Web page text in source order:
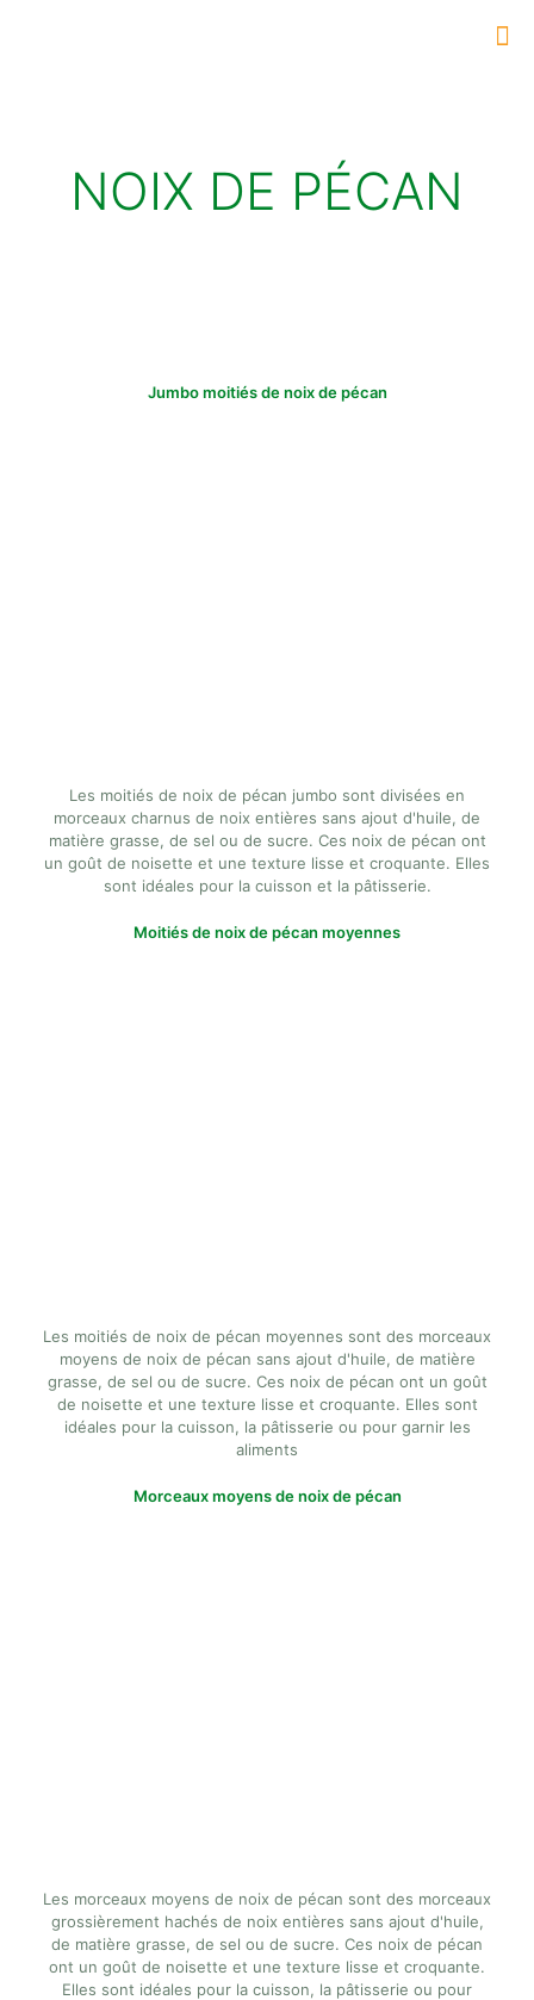
NOIX DE PÉCAN
Jumbo moitiés de noix de pécan
Les moitiés de noix de pécan jumbo sont divisées en
morceaux charnus de noix entières sans ajout d'huile, de
matière grasse, de sel ou de sucre. Ces noix de pécan ont
un goût de noisette et une texture lisse et croquante. Elles
sont idéales pour la cuisson et la pâtisserie.
Moitiés de noix de pécan moyennes
Les moitiés de noix de pécan moyennes sont des morceaux
moyens de noix de pécan sans ajout d'huile, de matière
grasse, de sel ou de sucre. Ces noix de pécan ont un goût
de noisette et une texture lisse et croquante. Elles sont
idéales pour la cuisson, la pâtisserie ou pour garnir les
aliments
Morceaux moyens de noix de pécan
Les morceaux moyens de noix de pécan sont des morceaux
grossièrement hachés de noix entières sans ajout d'huile,
de matière grasse, de sel ou de sucre. Ces noix de pécan
ont un goût de noisette et une texture lisse et croquante.
Elles sont idéales pour la cuisson, la pâtisserie ou pour